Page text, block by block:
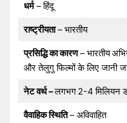
धर्म– हिंदू
राष्ट्रीयता– भारतीय
प्रसिद्धि का कारण– भारतीय
और तेलुगु फिल्मों के लिए जानी
नेट वर्थ –लगभग 2-4 मिलियन
वैवाहिक स्थिति– अविवाहित